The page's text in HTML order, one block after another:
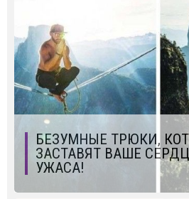
БЕЗУМНЫЕ ТРЮКИ,
ЗАСТАВЯТ ВАШЕ
УЖАСА!